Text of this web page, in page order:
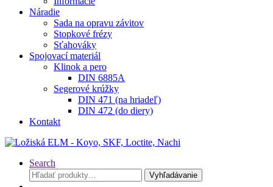
Náradie
Sada na opravu závitov
Stopkové frézy
Sťahováky
Spojovací materiál
Klinok a pero
DIN 6885A
Segerové krúžky
DIN 471 (na hriadeľ)
DIN 472 (do diery)
Kontakt
Search
Hľadať:
Vyhľadávanie